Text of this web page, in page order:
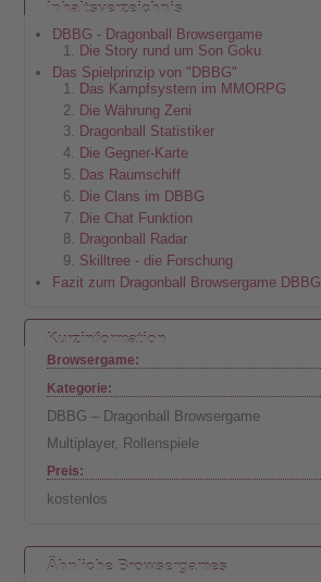
Inhaltsverzeichnis
DBBG - Dragonball Browsergame
Die Story rund um Son Goku
Das Spielprinzip von "DBBG"
Das Kampfsystem im MMORPG
Die Währung Zeni
Dragonball Statistiker
Die Gegner-Karte
Das Raumschiff
Die Clans im DBBG
Die Chat Funktion
Dragonball Radar
Skilltree - die Forschung
Fazit zum Dragonball Browsergame DBBG
Kurzinformation
Browsergame:
Kategorie:
DBBG – Dragonball Browsergame
Multiplayer, Rollenspiele
Preis:
kostenlos
Ähnliche Browsergames